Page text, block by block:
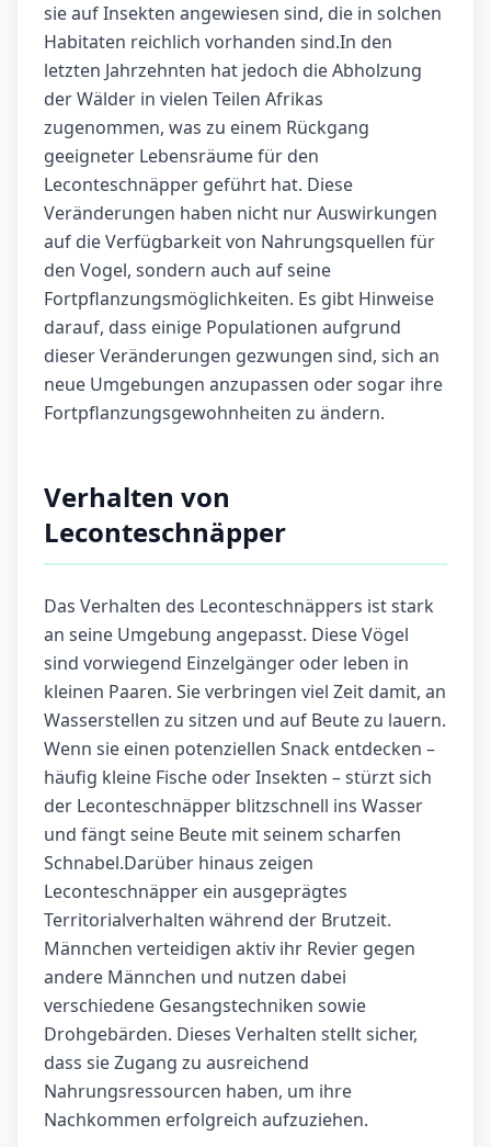
sie auf Insekten angewiesen sind, die in solchen
Habitaten reichlich vorhanden sind.In den
letzten Jahrzehnten hat jedoch die Abholzung
der Wälder in vielen Teilen Afrikas
zugenommen, was zu einem Rückgang
geeigneter Lebensräume für den
Leconteschnäpper geführt hat. Diese
Veränderungen haben nicht nur Auswirkungen
auf die Verfügbarkeit von Nahrungsquellen für
den Vogel, sondern auch auf seine
Fortpflanzungsmöglichkeiten. Es gibt Hinweise
darauf, dass einige Populationen aufgrund
dieser Veränderungen gezwungen sind, sich an
neue Umgebungen anzupassen oder sogar ihre
Fortpflanzungsgewohnheiten zu ändern.
Verhalten von
Leconteschnäpper
Das Verhalten des Leconteschnäppers ist stark
an seine Umgebung angepasst. Diese Vögel
sind vorwiegend Einzelgänger oder leben in
kleinen Paaren. Sie verbringen viel Zeit damit, an
Wasserstellen zu sitzen und auf Beute zu lauern.
Wenn sie einen potenziellen Snack entdecken –
häufig kleine Fische oder Insekten – stürzt sich
der Leconteschnäpper blitzschnell ins Wasser
und fängt seine Beute mit seinem scharfen
Schnabel.Darüber hinaus zeigen
Leconteschnäpper ein ausgeprägtes
Territorialverhalten während der Brutzeit.
Männchen verteidigen aktiv ihr Revier gegen
andere Männchen und nutzen dabei
verschiedene Gesangstechniken sowie
Drohgebärden. Dieses Verhalten stellt sicher,
dass sie Zugang zu ausreichend
Nahrungsressourcen haben, um ihre
Nachkommen erfolgreich aufzuziehen.